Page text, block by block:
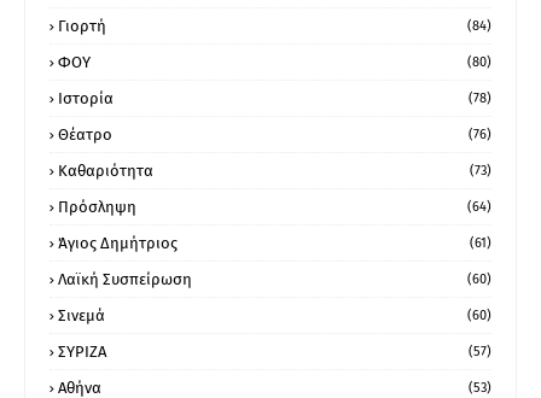
Γιορτή (84)
ΦΟΥ (80)
Ιστορία (78)
Θέατρο (76)
Καθαριότητα (73)
Πρόσληψη (64)
Άγιος Δημήτριος (61)
Λαϊκή Συσπείρωση (60)
Σινεμά (60)
ΣΥΡΙΖΑ (57)
Αθήνα (53)